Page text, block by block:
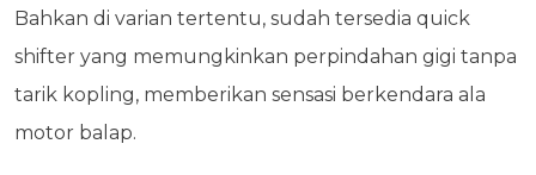
Bahkan di varian tertentu, sudah tersedia quick
shifter yang memungkinkan perpindahan gigi tanpa
tarik kopling, memberikan sensasi berkendara ala
motor balap.